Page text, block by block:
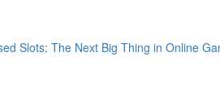
Slots: The Next Big Thing in Online